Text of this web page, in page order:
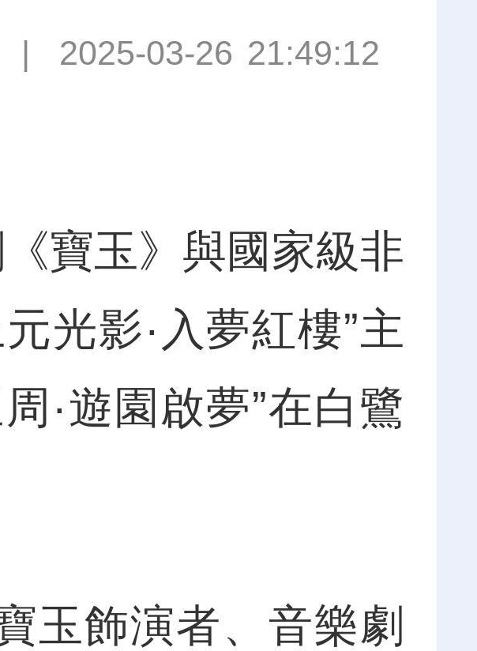
| 2025-03-26 21:49:12
寶玉》與國家級非
光影·入夢紅樓”主
·遊園啟夢”在白鷺
飾演者、音樂劇